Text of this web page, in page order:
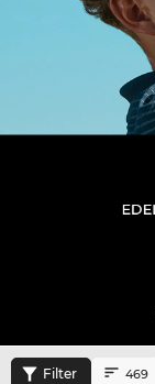
Filter 469